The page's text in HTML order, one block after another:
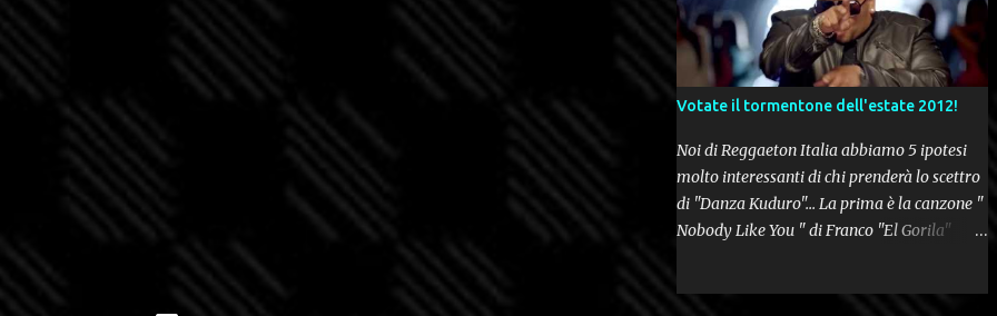
Votate il tormentone dell'estate 2012!
Noi di Reggaeton Italia abbiamo 5 ipotesi
molto interessanti di chi prenderà lo scettro
di "Danza Kuduro"... La prima è la canzone "
Nobody Like You " di Franco "El Gorila"